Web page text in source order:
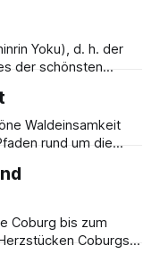
eines
per App über einen
versetzen.
Die
seit 1884
Yoku), d. h. der
der schönsten
die Klangdomäne
Fauna-Flora-
Waldbaden nur
Waldeinsamkeit
rund um die
unseren Gedanken
Coburg bis zum
Coburgs.